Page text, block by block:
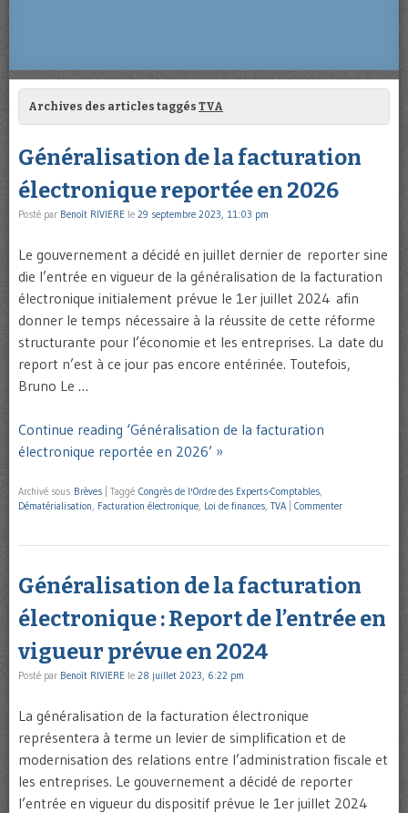
Archives des articles taggés TVA
Généralisation de la facturation
électronique reportée en 2026
Posté par Benoît RIVIERE le 29 septembre 2023, 11:03 pm
Le gouvernement a décidé en juillet dernier de reporter sine
die l’entrée en vigueur de la généralisation de la facturation
électronique initialement prévue le 1er juillet 2024 afin
donner le temps nécessaire à la réussite de cette réforme
structurante pour l’économie et les entreprises. La date du
report n’est à ce jour pas encore entérinée. Toutefois,
Bruno Le …
Continue reading ‘Généralisation de la facturation
électronique reportée en 2026’ »
Archivé sous Brèves Taggé Congrès de l'Ordre des Experts-Comptables,
Dématérialisation, Facturation électronique, Loi de finances, TVA Commenter
Généralisation de la facturation
électronique : Report de l’entrée en
vigueur prévue en 2024
Posté par Benoît RIVIERE le 28 juillet 2023, 6:22 pm
La généralisation de la facturation électronique
représentera à terme un levier de simplification et de
modernisation des relations entre l’administration fiscale et
les entreprises. Le gouvernement a décidé de reporter
l’entrée en vigueur du dispositif prévue le 1er juillet 2024